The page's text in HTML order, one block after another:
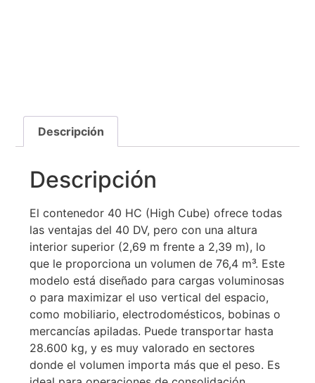
Descripción
Descripción
El contenedor 40 HC (High Cube) ofrece todas
las ventajas del 40 DV, pero con una altura
interior superior (2,69 m frente a 2,39 m), lo
que le proporciona un volumen de 76,4 m³. Este
modelo está diseñado para cargas voluminosas
o para maximizar el uso vertical del espacio,
como mobiliario, electrodomésticos, bobinas o
mercancías apiladas. Puede transportar hasta
28.600 kg, y es muy valorado en sectores
donde el volumen importa más que el peso. Es